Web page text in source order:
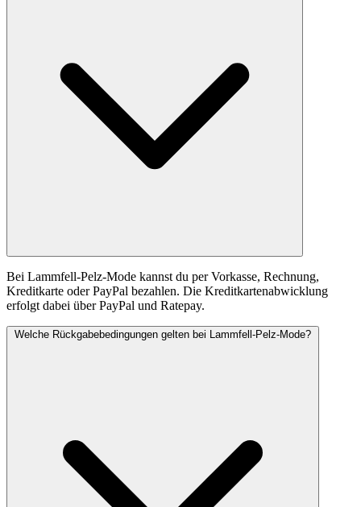
Bei Lammfell-Pelz-Mode kannst du per Vorkasse, Rechnung,
Kreditkarte oder PayPal bezahlen. Die Kreditkartenabwicklung
erfolgt dabei über PayPal und Ratepay.
Welche Rückgabebedingungen gelten bei Lammfell-Pelz-Mode?